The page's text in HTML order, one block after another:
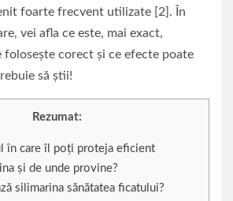
foarte frecvent utilizate [2]. În
vei afla ce este, mai exact,
folosește corect și ce efecte poate
să știi!
Rezumat:
în care îl poți proteja eficient
și de unde provine?
silimarina sănătatea ficatului?